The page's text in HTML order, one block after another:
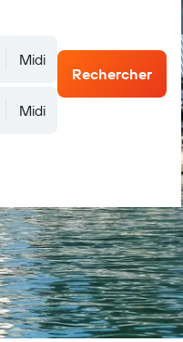
Midi
Midi
Rechercher